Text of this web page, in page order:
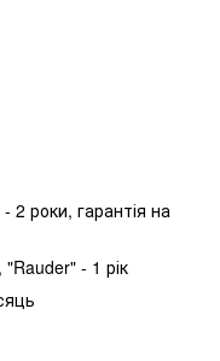
роки, гарантія на
- 1 рік